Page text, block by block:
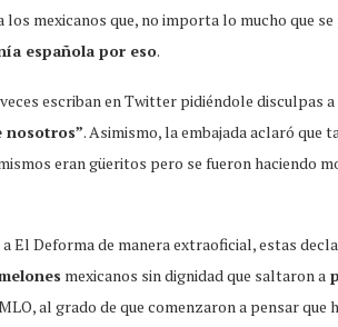
mexicanos que, no importa lo mucho que
española por eso.
escriban en Twitter pidiéndole disculpas a
nosotros”. Asimismo, la embajada aclaró que
eran güeritos pero se fueron haciendo
El Deforma de manera extraoficial, estas
mexicanos sin dignidad que saltaron a
al grado de que comenzaron a pensar que